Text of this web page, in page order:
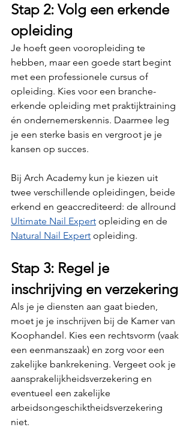
Stap 2: Volg een erkende
opleiding
Je hoeft geen vooropleiding te
hebben, maar een goede start begint
met een professionele cursus of
opleiding. Kies voor een branche-
erkende opleiding met praktijktraining
én ondernemerskennis. Daarmee leg
je een sterke basis en vergroot je je
kansen op succes.
Bij Arch Academy kun je kiezen uit
twee verschillende opleidingen, beide
erkend en geaccrediteerd: de allround
Ultimate Nail Expert opleiding en de
Natural Nail Expert opleiding.
Stap 3: Regel je
inschrijving en verzekering
Als je je diensten aan gaat bieden,
moet je je inschrijven bij de Kamer van
Koophandel. Kies een rechtsvorm (vaak
een eenmanszaak) en zorg voor een
zakelijke bankrekening. Vergeet ook je
aansprakelijkheidsverzekering en
eventueel een zakelijke
arbeidsongeschiktheidsverzekering
niet.